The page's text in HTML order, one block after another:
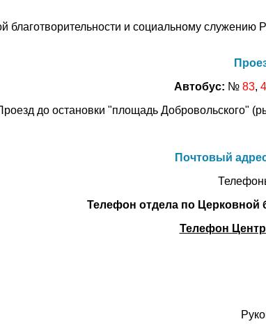
благотворительности и социальному служению
Автобус: № 83,
до остановки "площадь Добровольского"
Почтовый
Телефон отдела по Церковной
Телефон